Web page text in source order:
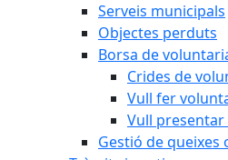
Serveis municipals
Objectes perduts
Borsa de
Crides de
Vull fer
Vull
Gestió de queixes